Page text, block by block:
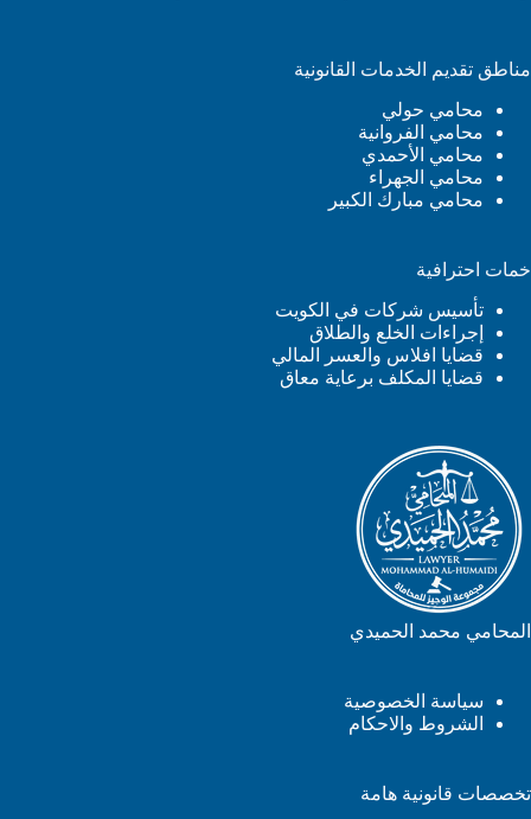
مناطق تقديم الخدمات القانونية
محامي حولي
محامي الفروانية
محامي الأحمدي
محامي الجهراء
محامي مبارك الكبير
خمات احترافية
تأسيس شركات في الكويت
إجراءات الخلع والطلاق
قضايا افلاس والعسر المالي
قضايا المكلف برعاية معاق
المحامي محمد الحميدي
سياسة الخصوصية
الشروط والاحكام
تخصصات قانونية هامة